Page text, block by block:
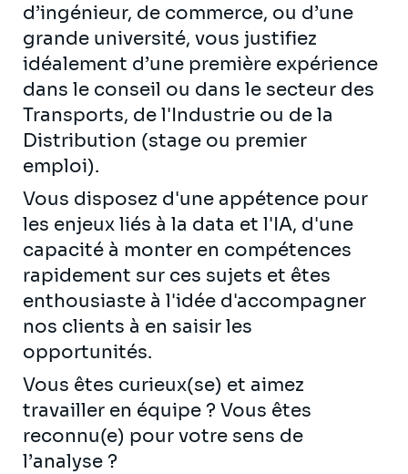
d’ingénieur, de commerce, ou d’une
grande université, vous justifiez
idéalement d’une première expérience
dans le conseil ou dans le secteur des
Transports, de l'Industrie ou de la
Distribution (stage ou premier
emploi).
Vous disposez d'une appétence pour
les enjeux liés à la data et l'IA, d'une
capacité à monter en compétences
rapidement sur ces sujets et êtes
enthousiaste à l'idée d'accompagner
nos clients à en saisir les
opportunités.
Vous êtes curieux(se) et aimez
travailler en équipe ? Vous êtes
reconnu(e) pour votre sens de
l’analyse ?